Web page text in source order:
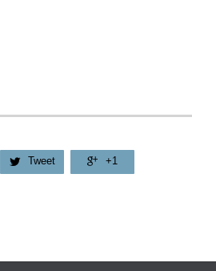
 Tweet  +1